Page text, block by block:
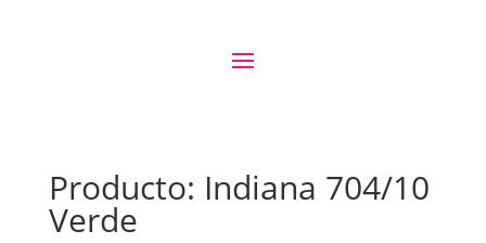
Producto: Indiana 704/10
Verde